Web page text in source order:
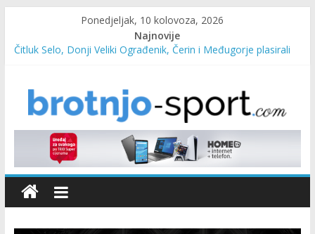
Ponedjeljak, 10 kolovoza, 2026
Najnovije
Čitluk Selo, Donji Veliki Ograđenik, Čerin i Međugorje plasirali
Marin Čilić napredovao na ATP ljestvici
Poznati polufinalisti MNL MZ općine Čitluk – Brotnjo 2026.
Predsjednica Vlade Marija Buhač, ministar Ivo Bevanda i
načelnik Marin Radišić čestitali organizatoricama na realizaciji
sportsko edukativnog kampa “Izlazi vani”